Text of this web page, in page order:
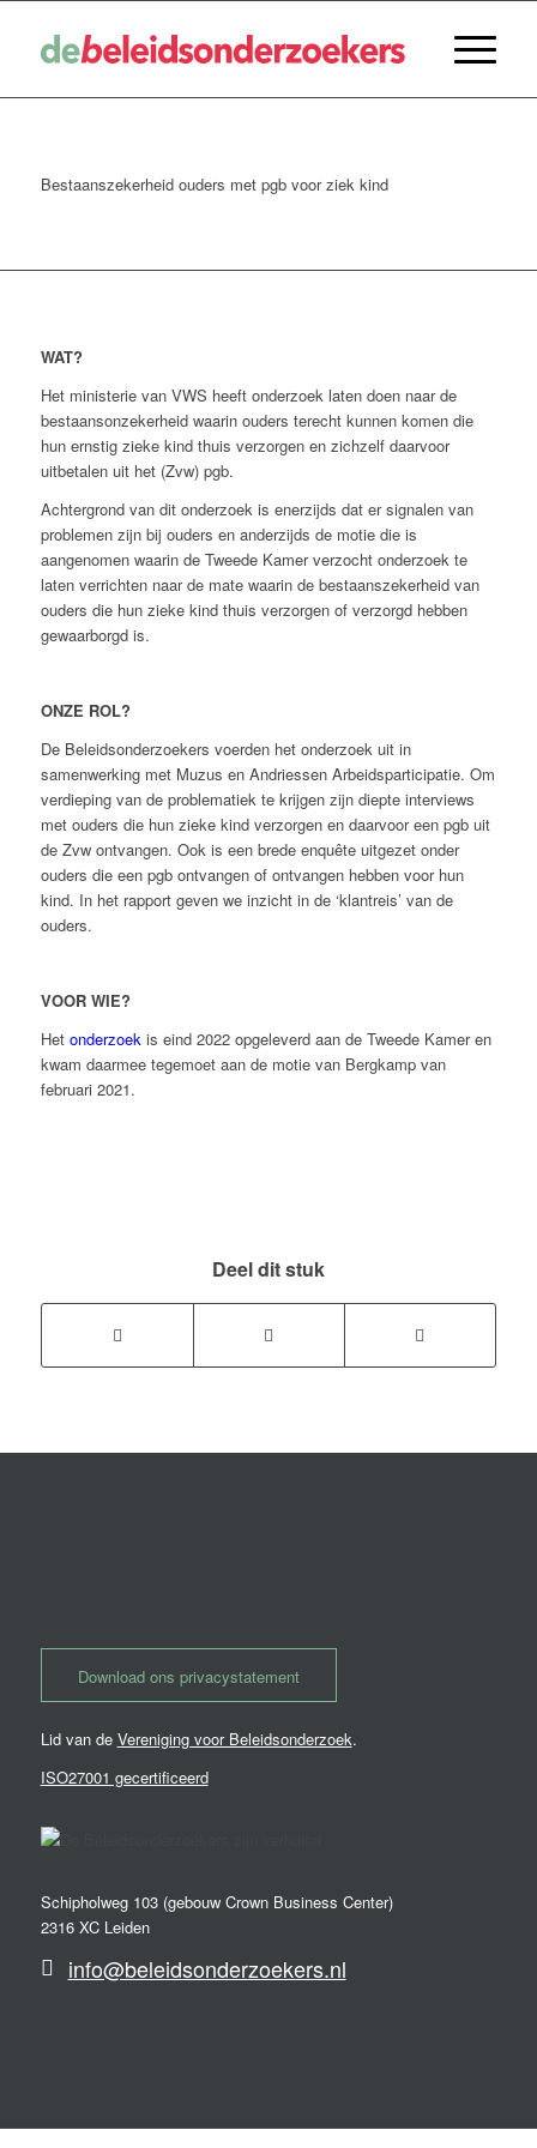
Bestaanszekerheid ouders met pgb voor ziek kind
WAT?
Het ministerie van VWS heeft onderzoek laten doen naar de
bestaansonzekerheid waarin ouders terecht kunnen komen die
hun ernstig zieke kind thuis verzorgen en zichzelf daarvoor
uitbetalen uit het (Zvw) pgb.
Achtergrond van dit onderzoek is enerzijds dat er signalen van
problemen zijn bij ouders en anderzijds de motie die is
aangenomen waarin de Tweede Kamer verzocht onderzoek te
laten verrichten naar de mate waarin de bestaanszekerheid van
ouders die hun zieke kind thuis verzorgen of verzorgd hebben
gewaarborgd is.
ONZE ROL?
De Beleidsonderzoekers voerden het onderzoek uit in
samenwerking met Muzus en Andriessen Arbeidsparticipatie. Om
verdieping van de problematiek te krijgen zijn diepte interviews
met ouders die hun zieke kind verzorgen en daarvoor een pgb uit
de Zvw ontvangen. Ook is een brede enquête uitgezet onder
ouders die een pgb ontvangen of ontvangen hebben voor hun
kind. In het rapport geven we inzicht in de ‘klantreis’ van de
ouders.
VOOR WIE?
Het onderzoekis eind 2022 opgeleverd aan de Tweede Kamer en
kwam daarmee tegemoet aan de motie van Bergkamp van
februari 2021.
Deel dit stuk
Download ons privacystatement
Lid van de Vereniging voor Beleidsonderzoek.
ISO27001 gecertificeerd
Schipholweg 103 (gebouw Crown Business Center)
2316 XC Leiden
info@beleidsonderzoekers.nl